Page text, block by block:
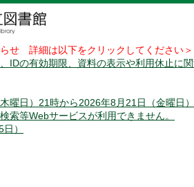
せ 詳細は以下をクリックしてください＞
IDの有効期限、資料の表示や利用休止に関
曜日）21時から2026年8月21日（金曜日
索等Webサービスが利用できません。
）